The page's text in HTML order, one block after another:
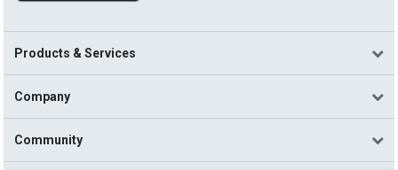
Products & Services
Company
Community